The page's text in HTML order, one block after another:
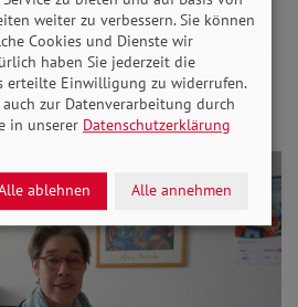
da erhält Rudolf Pawlicki
frage mich nur immer“, so
wie vielen Menschen
damit durch?“
weiter zu verbessern. Sie können
Cookies und Dienste wir
haben Sie jederzeit die
erteilte Einwilligung zu widerrufen.
zur Datenverarbeitung durch
in unserer Datenschutzerklärung
ablehnen Alle annehmen